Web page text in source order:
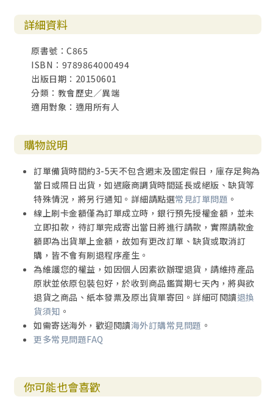
詳細資料
原書號：C865
ISBN：9789864000494
出版日期：20150601
分類：教會歷史／異端
適用對象：適用所有人
購物說明
訂單備貨時間約3-5天不包含週末及國定假日，庫存足夠為
當日或隔日出貨，如遇廠商調貨時間延長或絕版、缺貨等
特殊情況，將另行通知。詳細請點選常見訂單問題 。
線上刷卡金額僅為訂單成立時，銀行預先授權金額，並未
立即扣款，待訂單完成寄出當日將進行請款，實際請款金
額即為出貨單上金額，故如有更改訂單、缺貨或取消訂
購，皆不會有刷退程序產生。
為維護您的權益，如因個人因素欲辦理退貨，請維持產品
原狀並依原包裝包好，於收到商品鑑賞期七天內，將與欲
退貨之商品、紙本發票及原出貨單寄回。詳細可閱讀退換
貨須知 。
如需寄送海外，歡迎閱讀海外訂購常見問題 。
更多常見問題FAQ
你可能也會喜歡